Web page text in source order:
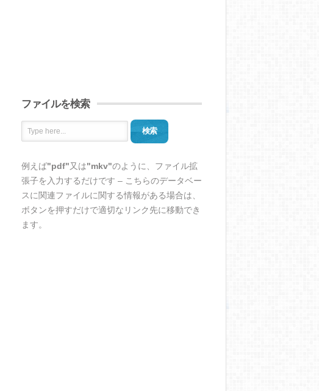
ファイルを検索
検索
例えば"pdf"又は"mkv"のように、ファイル拡
張子を入力するだけです – こちらのデータベー
スに関連ファイルに関する情報がある場合は、
ボタンを押すだけで適切なリンク先に移動でき
ます。